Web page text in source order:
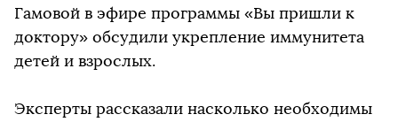
Гамовой в эфире программы «Вы пришли к
доктору» обсудили укрепление иммунитета
детей и взрослых.
Эксперты рассказали насколько необходимы